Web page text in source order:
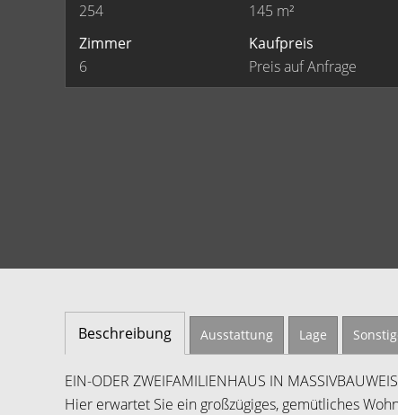
254
145 m²
Zimmer
6
Kaufpreis
Preis auf Anfrage
Beschreibung Ausstattung Lage
EIN-ODER ZWEIFAMILIENHAUS IN
Hier erwartet Sie ein großzügiges, gemütliches